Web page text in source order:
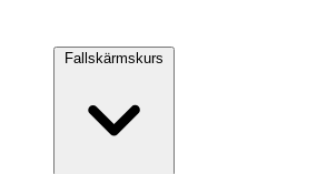
Fallskärmskurs